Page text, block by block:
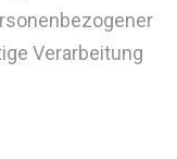
Verarbeitung